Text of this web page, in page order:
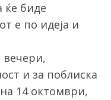
ќе биде
е по идеја и
вечери,
и за поблиска
14 октомври,